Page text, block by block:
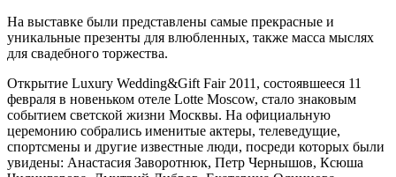
На выставке были представлены самые прекрасные и
уникальные презенты для влюбленных, также масса мыслях
для свадебного торжества.
Открытие Luxury Wedding&Gift Fair 2011, состоявшееся 11
февраля в новеньком отеле Lotte Moscow, стало знаковым
событием светской жизни Москвы. На официальную
церемонию собрались именитые актеры, телеведущие,
спортсмены и другие известные люди, посреди которых были
увидены: Анастасия Заворотнюк, Петр Чернышов, Ксюша